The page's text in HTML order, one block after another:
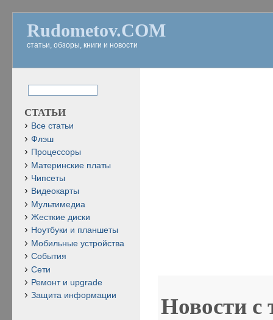
Rudometov.COM
статьи, обзоры, книги и новости
Новости с
СТАТЬИ
Все статьи
Флэш
Процессоры
Материнские платы
Чипсеты
Видеокарты
Мультимедиа
Жесткие диски
Ноутбуки и планшеты
Мобильные устройства
События
Сети
Ремонт и upgrade
Защита информации